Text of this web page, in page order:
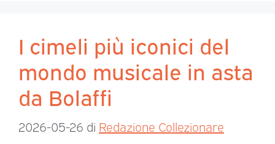
I cimeli più iconici del
mondo musicale in asta
da Bolaffi
2026-05-26 di Redazione Collezionare